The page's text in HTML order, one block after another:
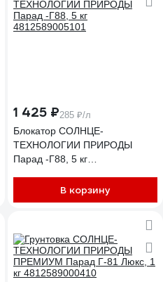
1 425 ₽285 ₽/л
Блокатор СОЛНЦЕ-
ТЕХНОЛОГИИ ПРИРОДЫ
Парад -Г88, 5 кг
В корзину